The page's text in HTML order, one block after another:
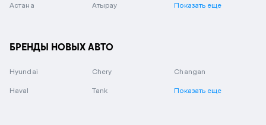
Астана Атырау Показать еще
БРЕНДЫ НОВЫХ АВТО
Hyundai Chery Changan
Haval Tank Показать еще